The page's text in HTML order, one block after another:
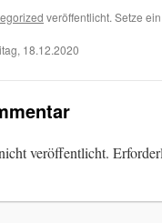
veröffentlicht. Setze
18.12.2020
veröffentlicht.